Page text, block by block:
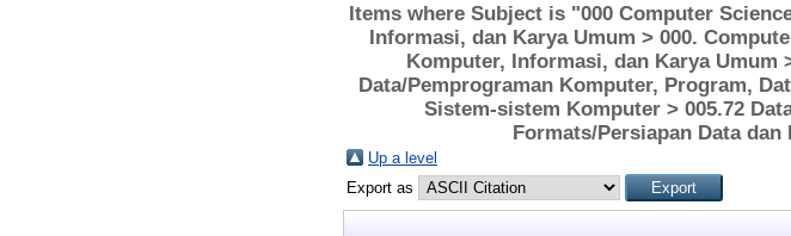
Items where Subject is "000 Computer
Informasi, dan Karya Umum > 000.
Komputer, Informasi, dan Karya Umum
Data/Pemprograman Komputer, Program,
Sistem-sistem Komputer > 005.72
Formats/Persiapan Data
Up a level
Export as